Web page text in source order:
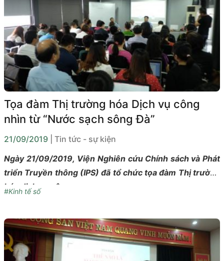
Tọa đàm Thị trường hóa Dịch vụ công
nhìn từ “Nước sạch sông Đà”
21/09/2019
| Tin tức - sự kiện
Ngày 21/09/2019, Viện Nghiên cứu Chính sách và Phát
triển Truyền thông (IPS) đã tổ chức tọa đàm Thị trường
hóa dịch vụ công.
#Kinh tế số